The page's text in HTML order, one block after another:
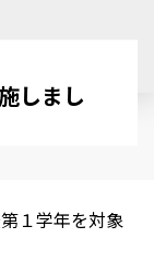
しまし
１学年を対象